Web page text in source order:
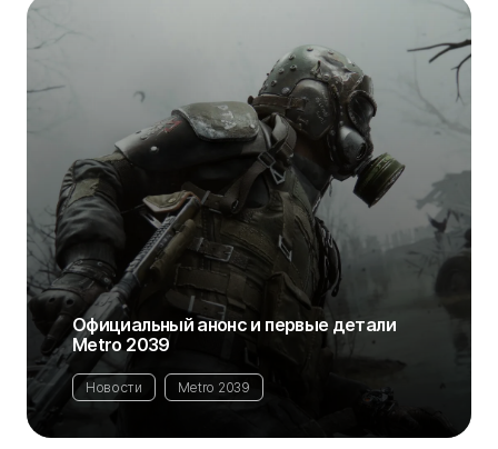
Официальный анонс и первые детали
Metro 2039
Новости Metro 2039